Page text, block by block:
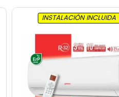
INSTALACIÓN INCLUIDA